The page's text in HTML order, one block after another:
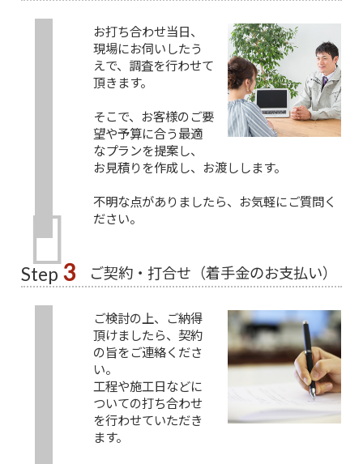
お打ち合わせ当日、
現場にお伺いしたう
えで、調査を行わせて
頂きます。
そこで、お客様のご要
望や予算に合う最適
なプランを提案し、
お見積りを作成し、お渡しします。
不明な点がありましたら、お気軽にご質問く
ださい。
Step 3 ご契約・打合せ（着手金のお支払い）
ご検討の上、ご納得
頂けましたら、契約
の旨をご連絡くださ
い。
工程や施工日などに
ついての打ち合わせ
を行わせていただき
ます。